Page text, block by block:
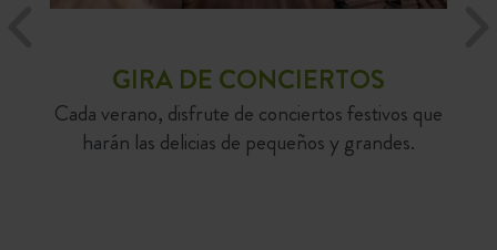
GIRA DE CONCIERTOS
Cada verano, disfrute de conciertos festivos que
harán las delicias de pequeños y grandes.